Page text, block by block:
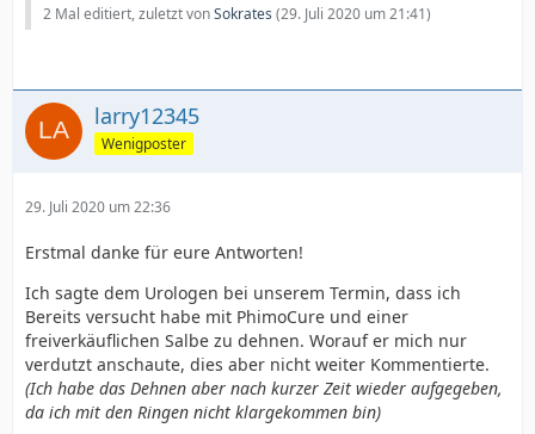
2 Mal editiert, zuletzt vonSokrates (29. Juli 2020 um 21:41)
larry12345
Wenigposter
29. Juli 2020 um 22:36
Erstmal danke für eure Antworten!
Ich sagte dem Urologen bei unserem Termin, dass ich
Bereits versucht habe mit PhimoCure und einer
freiverkäuflichen Salbe zu dehnen. Worauf er mich nur
verdutzt anschaute, dies aber nicht weiter Kommentierte.
(Ich habe das Dehnen aber nach kurzer Zeit wieder aufgegeben,
da ich mit den Ringen nicht klargekommen bin)